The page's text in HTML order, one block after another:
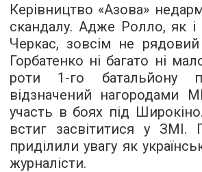
Керівництво «Азова»
скандалу. Адже Ролло, як і
Черкас, зовсім не
Горбатенко ні багато ні
роти 1-го батальйону
відзначений нагородами
участь в боях під
встиг засвітитися у ЗМІ.
приділили увагу як
журналісти.